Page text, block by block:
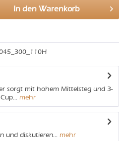
In den Warenkorb
sorgt mit hohem Mittelsteg und 3-
mehr
und diskutieren... mehr